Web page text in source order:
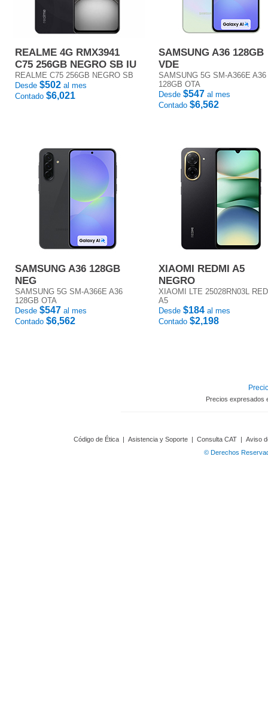
REALME 4G RMX3941
C75 256GB NEGRO SB IU
REALME C75 256GB NEGRO SB
Desde $502 al mes
Contado $6,021
SAMSUNG A36 128GB
VDE
SAMSUNG 5G SM-A366E A36
128GB OTA
Desde $547 al mes
Contado $6,562
SAMSUNG A36 128GB
NEG
SAMSUNG 5G SM-A366E A36
128GB OTA
Desde $547 al mes
Contado $6,562
XIAOMI REDMI A5
NEGRO
XIAOMI LTE 25028RN03L
A5
Desde $184 al mes
Contado $2,198
Precios expresados
Código de Ética | Asistencia y Soporte | Consulta CAT | Aviso
© Derechos